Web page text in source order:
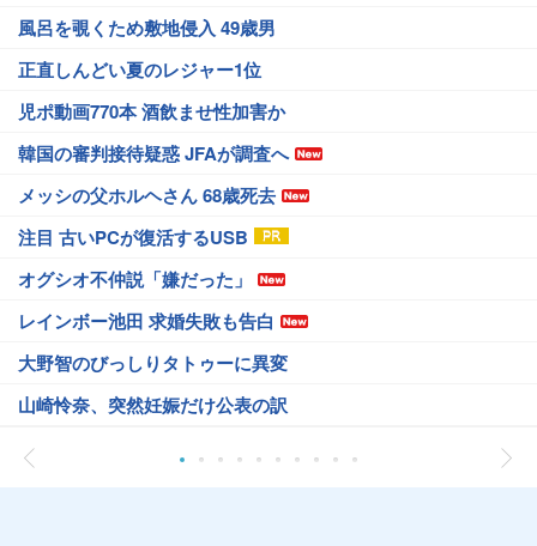
風呂を覗くため敷地侵入 49歳男
正直しんどい夏のレジャー1位
児ポ動画770本 酒飲ませ性加害か
韓国の審判接待疑惑 JFAが調査へ
メッシの父ホルヘさん 68歳死去
注目 古いPCが復活するUSB
オグシオ不仲説「嫌だった」
レインボー池田 求婚失敗も告白
大野智のびっしりタトゥーに異変
山崎怜奈、突然妊娠だけ公表の訳